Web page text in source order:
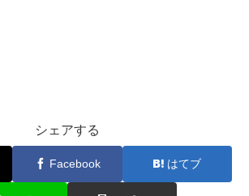
シェアする
Facebook はてブ